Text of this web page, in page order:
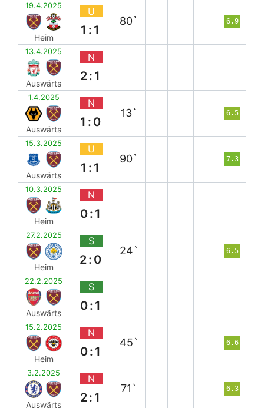
19.4.2025
Heim
U
1:1
80` 6.9
13.4.2025
Auswärts
N
2:1
1.4.2025
Auswärts
N
1:0
13` 6.5
15.3.2025
Auswärts
U
1:1
90` 7.3
10.3.2025
Heim
N
0:1
27.2.2025
Heim
S
2:0
24` 6.5
22.2.2025
Auswärts
S
0:1
15.2.2025
Heim
N
0:1
45` 6.6
3.2.2025
Auswärts
N
2:1
71` 6.3